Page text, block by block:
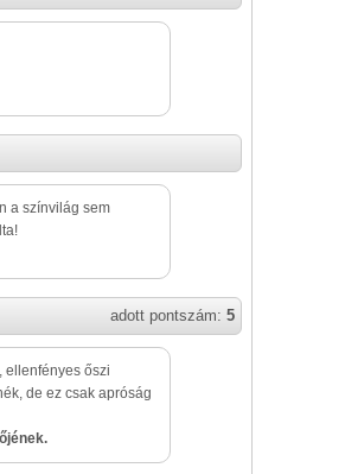
a színvilág sem
adott pontszám: 5
ellenfényes őszi
de ez csak apróság